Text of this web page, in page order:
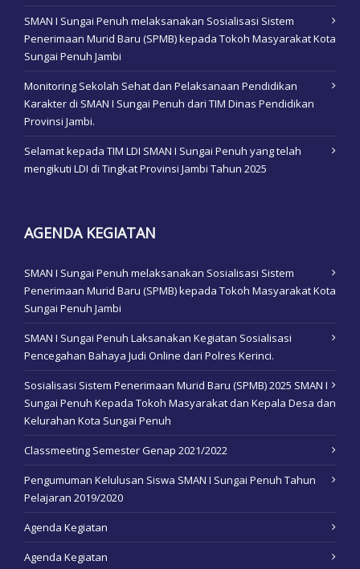
SMAN I Sungai Penuh melaksanakan Sosialisasi Sistem
Penerimaan Murid Baru (SPMB) kepada Tokoh Masyarakat Kota
Sungai Penuh Jambi
Monitoring Sekolah Sehat dan Pelaksanaan Pendidikan
Karakter di SMAN I Sungai Penuh dari TIM Dinas Pendidikan
Provinsi Jambi.
Selamat kepada TIM LDI SMAN I Sungai Penuh yang telah
mengikuti LDI di Tingkat Provinsi Jambi Tahun 2025
AGENDA KEGIATAN
SMAN I Sungai Penuh melaksanakan Sosialisasi Sistem
Penerimaan Murid Baru (SPMB) kepada Tokoh Masyarakat Kota
Sungai Penuh Jambi
SMAN I Sungai Penuh Laksanakan Kegiatan Sosialisasi
Pencegahan Bahaya Judi Online dari Polres Kerinci.
Sosialisasi Sistem Penerimaan Murid Baru (SPMB) 2025 SMAN I
Sungai Penuh Kepada Tokoh Masyarakat dan Kepala Desa dan
Kelurahan Kota Sungai Penuh
Classmeeting Semester Genap 2021/2022
Pengumuman Kelulusan Siswa SMAN I Sungai Penuh Tahun
Pelajaran 2019/2020
Agenda Kegiatan
Agenda Kegiatan